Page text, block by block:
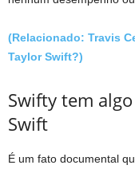
(Relacionado: Travis
Taylor Swift?)
Swifty tem
Swift
É um fato documental